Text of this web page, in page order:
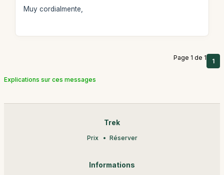
Muy cordialmente,
Page 1 de 1 1
Explications sur ces messages
Trek
Prix Réserver
Informations